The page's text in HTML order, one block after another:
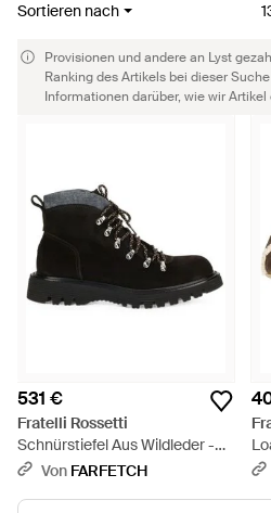
Sortieren nach
Provisionen und andere an Lyst
Ranking des Artikels bei dieser
Informationen darüber, wie wir
531 €
Fratelli Rossetti
Schnürstiefel Aus Wildleder -
Schwarz
Von FARFETCH